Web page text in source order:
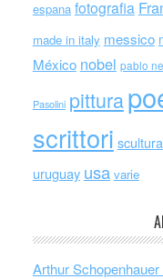
espana fotografia
made in italy messico
México nobel pablo
Pasolini pittura
scrittori scultura
uruguay usa varie
Arthur Schopenhauer